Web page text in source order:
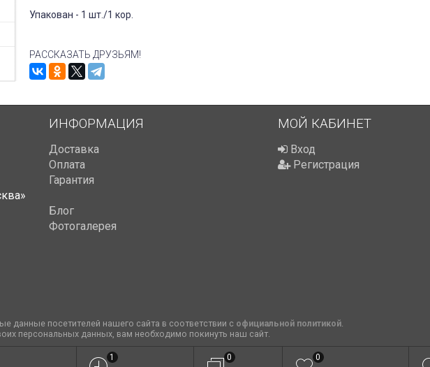
Упакован - 1 шт./1 кор.
РАССКАЗАТЬ ДРУЗЬЯМ!
ИНФОРМАЦИЯ
Доставка
Оплата
Гарантия
Блог
Фотогалерея
МОЙ КАБИНЕТ
Вход
Регистрация
данные посетителей нашего сайта в соответствии с официальной политикой.
персональных данных, вам необходимо покинуть наш сайт.
1 0 0